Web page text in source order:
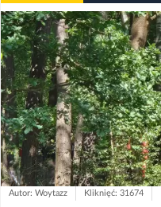
Autor: Woytazz Kliknięć: 31674